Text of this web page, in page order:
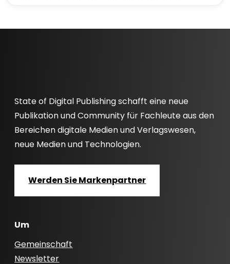
State of Digital Publishing schafft eine neue
Publikation und Community für Fachleute aus den
Bereichen digitale Medien und Verlagswesen,
neue Medien und Technologien.
Werden Sie Markenpartner
Um
Gemeinschaft
Newsletter